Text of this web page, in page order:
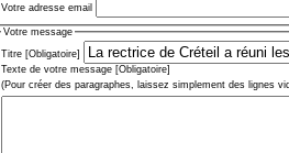
Votre adresse email
Votre message
Titre [Obligatoire]
Texte de votre message [Obligatoire]
(Pour créer des paragraphes, laissez simplement des lignes